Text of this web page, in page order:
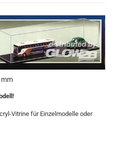
mm
Vitrine für Einzelmodelle oder